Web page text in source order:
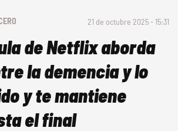
21 de octubre 2025 - 15:31
de Netflix aborda
la demencia y lo
y te mantiene
el final